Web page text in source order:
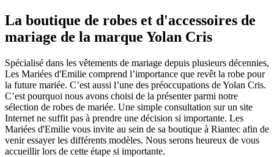
La boutique de robes et d'accessoires de
mariage de la marque Yolan Cris
Spécialisé dans les vêtements de mariage depuis plusieurs décennies,
Les Mariées d'Emilie comprend l’importance que revêt la robe pour
la future mariée. C’est aussi l’une des préoccupations de Yolan Cris.
C’est pourquoi nous avons choisi de la présenter parmi notre
sélection de robes de mariée. Une simple consultation sur un site
Internet ne suffit pas à prendre une décision si importante. Les
Mariées d'Emilie vous invite au sein de sa boutique à Riantec afin de
venir essayer les différents modèles. Nous serons heureux de vous
accueillir lors de cette étape si importante.